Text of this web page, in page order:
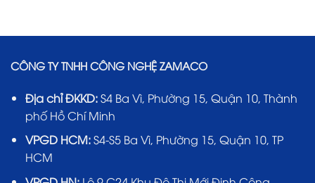
CÔNG TY TNHH CÔNG NGHỆ ZAMACO
Địa chỉ ĐKKD:S4 Ba Vì, Phường 15, Quận 10, Thành
phố Hồ Chí Minh
VPGD HCM:S4-S5 Ba Vì, Phường 15, Quận 10, TP
HCM